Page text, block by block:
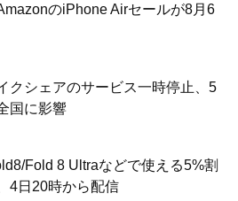
のiPhone Airセールが8月6
クシェアのサービス一時停止、5
国に影響
Fold 8 Ultraなどで使える5%割
4日20時から配信